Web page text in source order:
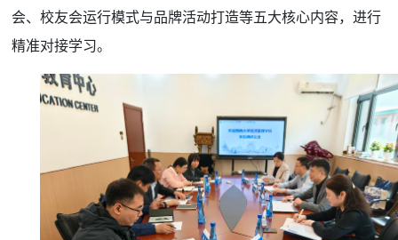
会、校友会运行模式与品牌活动打造等五大核心内容，进行
精准对接学习。